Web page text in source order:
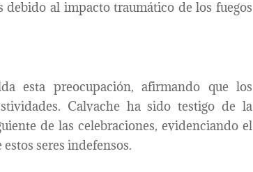
debido al impacto traumático de los fuegos
esta preocupación, afirmando que los
Calvache ha sido testigo de la
de las celebraciones, evidenciando el
seres indefensos.